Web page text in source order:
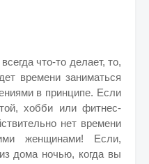
что-то делает, то,
времени заниматься
в принципе. Если
хобби или фитнес-
нет времени
женщинами! Если,
дома ночью, когда вы